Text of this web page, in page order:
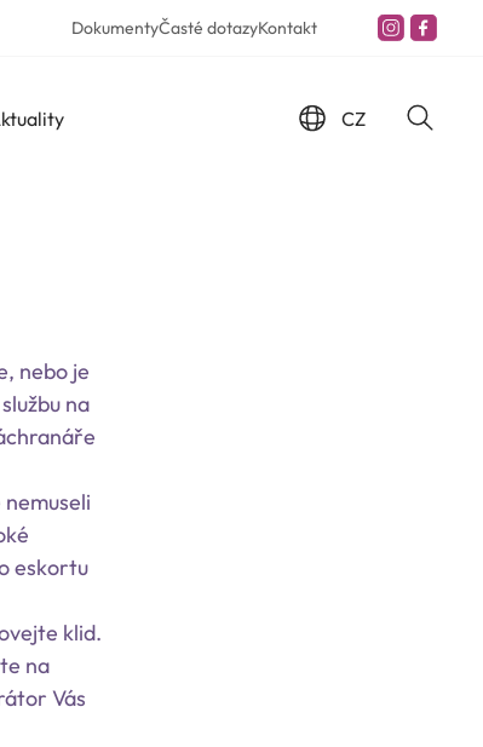
DokumentyČasté dotazyKontakt
CZ
nebo je
na
eskortu
klid.
na
Vás